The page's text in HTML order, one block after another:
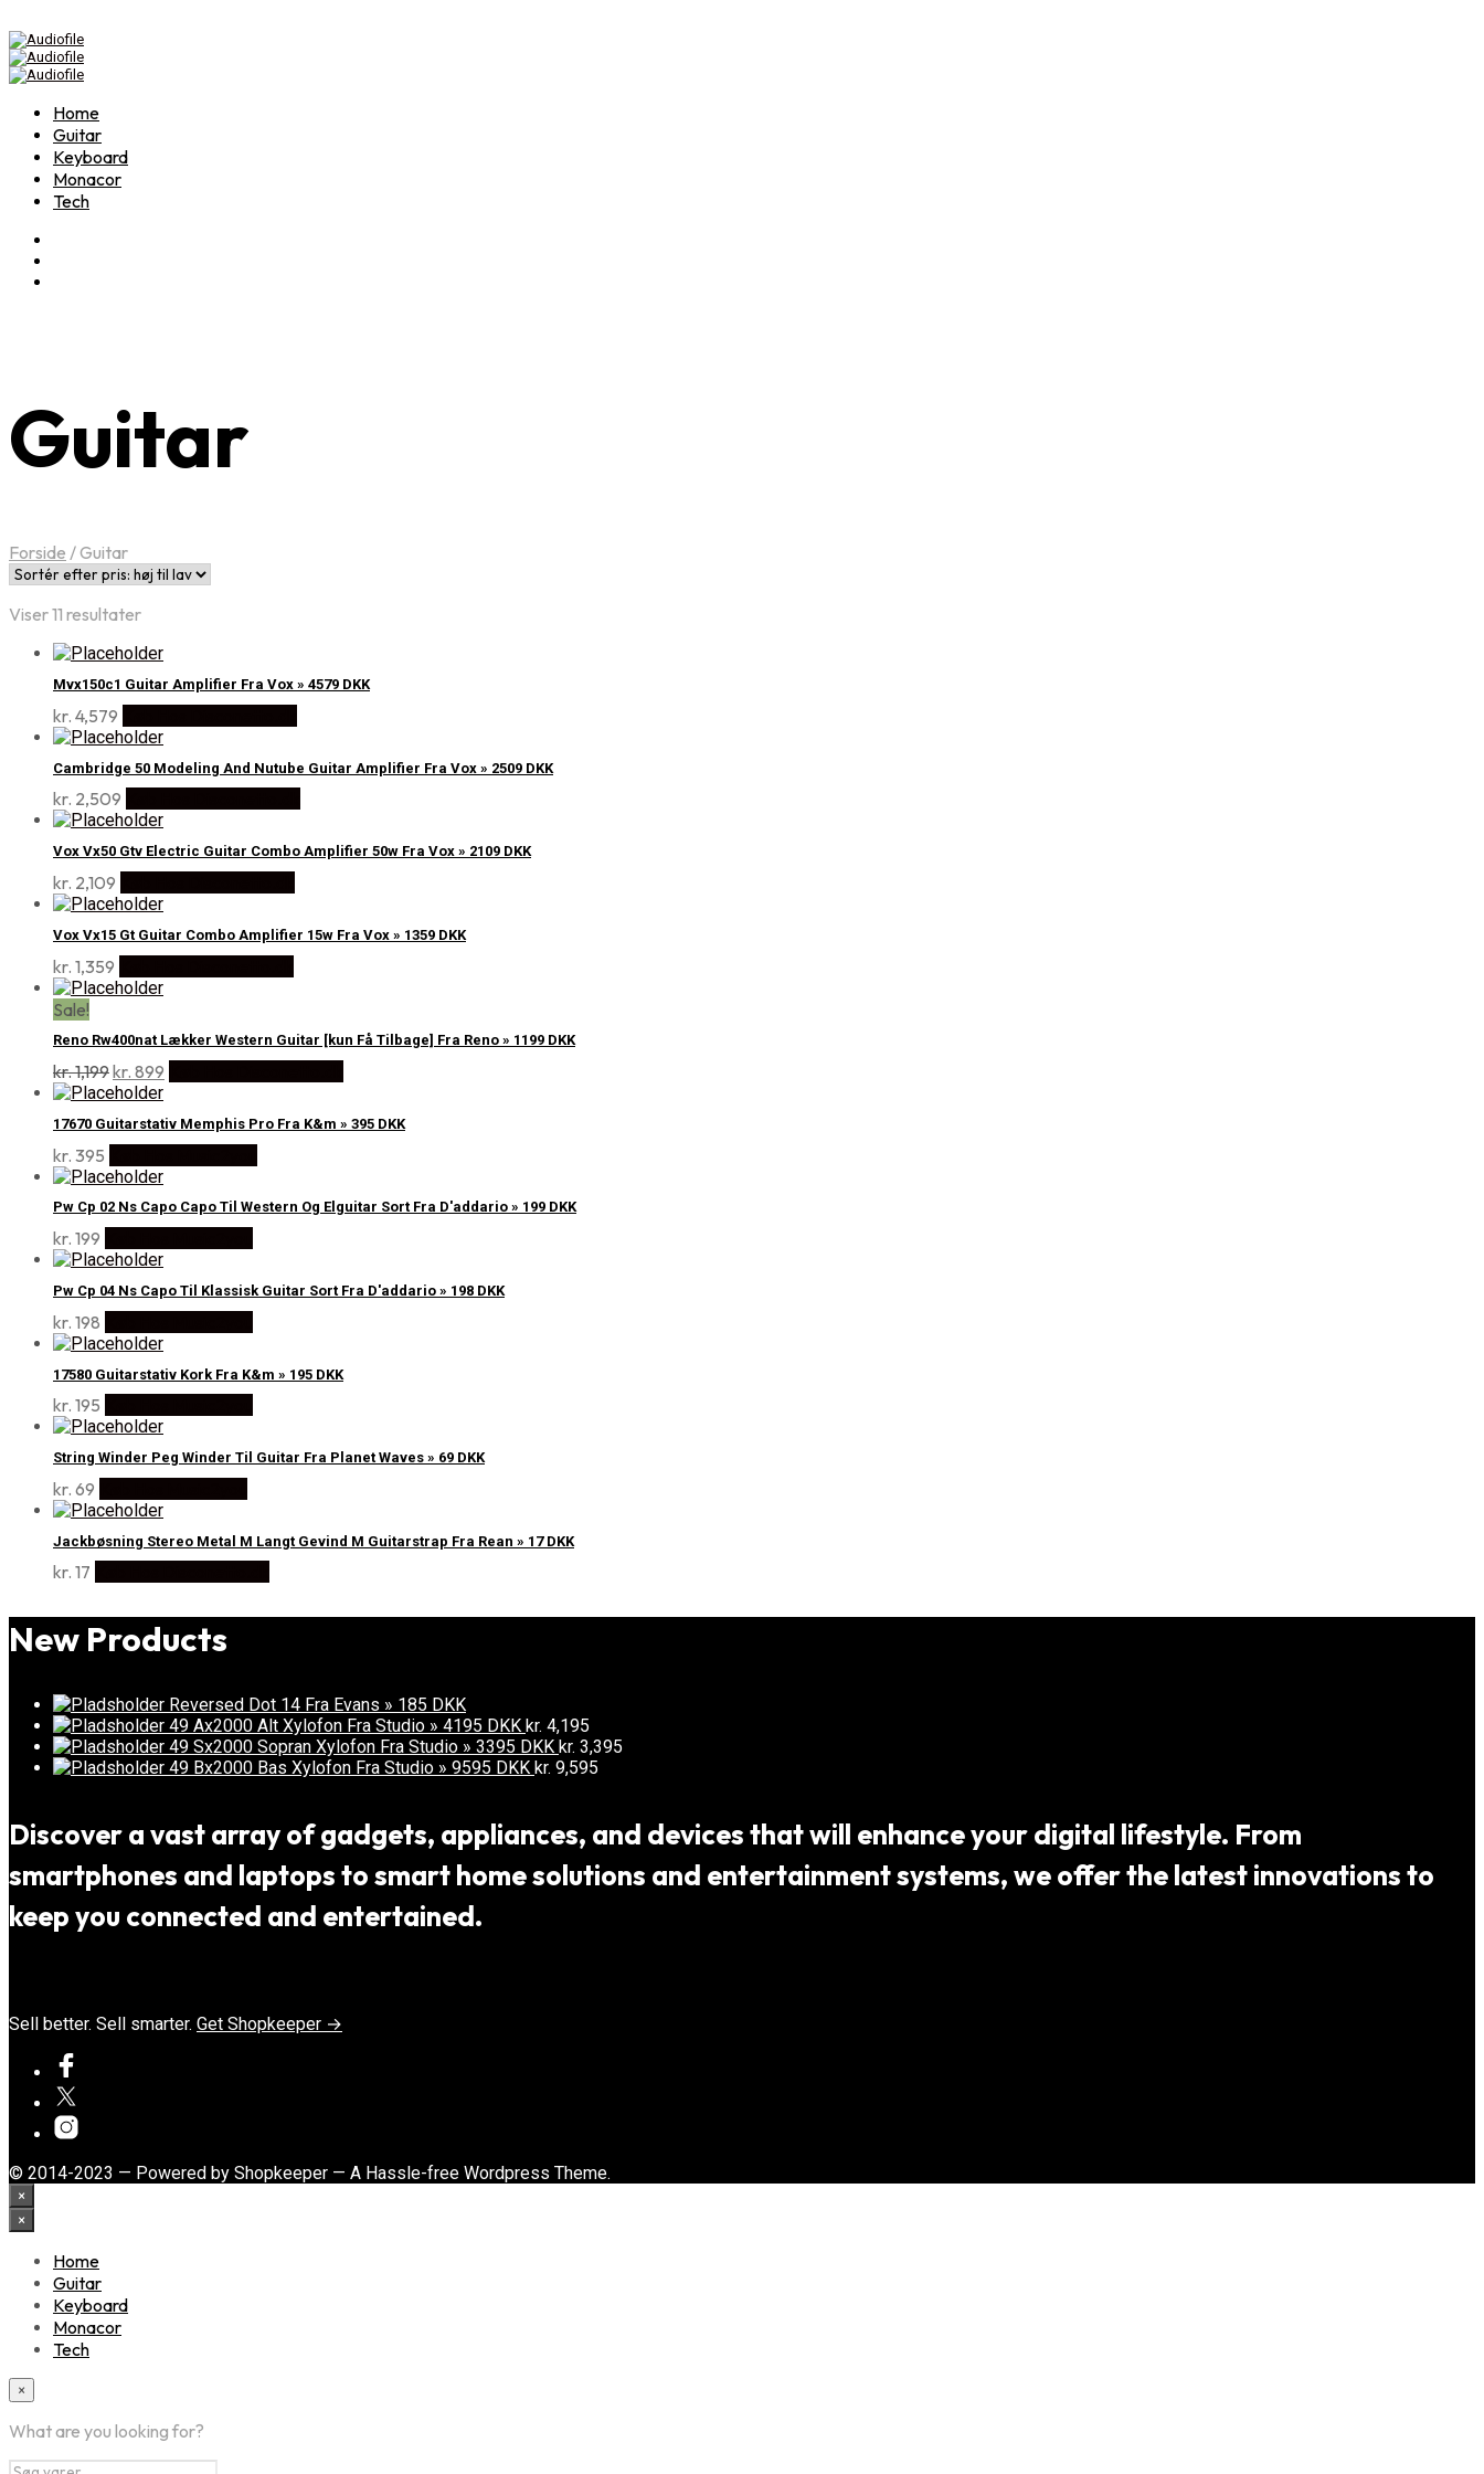
Home
Guitar
Keyboard
Monacor
Tech
Guitar
Forside /Guitar
Viser 11 resultaterSorteret
pris:
høj
til
lav
Mvx150c1 Guitar Amplifier Fra Vox » 4579 DKK
kr. 4,579
Cambridge 50 Modeling And Nutube Guitar Amplifier Fra Vox » 2509 DKK
kr. 2,509
Vox Vx50 Gtv Electric Guitar Combo Amplifier 50w Fra Vox » 2109 DKK
kr. 2,109
Vox Vx15 Gt Guitar Combo Amplifier 15w Fra Vox » 1359 DKK
kr. 1,359
Sale!
Reno Rw400nat Lækker Western Guitar [kun Få Tilbage] Fra Reno » 1199 DKK
kr.1,199Den
oprindelige
pris
var:
kr. 899
pris
er:
17670 Guitarstativ Memphis Pro Fra K&m » 395 DKK
kr. 395
Pw Cp 02 Ns Capo Capo Til Western Og Elguitar Sort Fra D'addario » 199 DKK
kr. 199
Pw Cp 04 Ns Capo Til Klassisk Guitar Sort Fra D'addario » 198 DKK
kr. 198
17580 Guitarstativ Kork Fra K&m » 195 DKK
kr. 195
String Winder Peg Winder Til Guitar Fra Planet Waves » 69 DKK
kr. 69
Jackbøsning Stereo Metal M Langt Gevind M Guitarstrap Fra Rean » 17 DKK
kr. 17
New Products
Reversed Dot 14 Fra Evans » 185 DKK
49 Ax2000 Alt Xylofon Fra Studio » 4195 DKK kr. 4,195
49 Sx2000 Sopran Xylofon Fra Studio » 3395 DKK kr. 3,395
49 Bx2000 Bas Xylofon Fra Studio » 9595 DKK kr. 9,595
Discover a vast array of gadgets, appliances, and devices that will enhance your digital lifestyle. From
smartphones and laptops to smart home solutions and entertainment systems, we offer the latest innovations to
keep you connected and entertained.
Sell better. Sell smarter. Get Shopkeeper →
© 2014-2023 — Powered by Shopkeeper — A Hassle-free Wordpress Theme.
×
×
Home
Guitar
Keyboard
Monacor
Tech
×
What are you looking for?